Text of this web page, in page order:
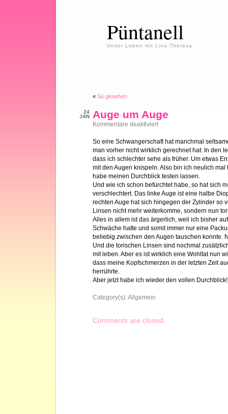
Püntanell
Unser Leben mit Lina-Theresa
« So gesehen
24
JAN
Auge um Auge
Kommentare deaktiviertfür
Auge
So eine Schwangerschaft hat manchmal
man vorher nicht wirklich gerechnet hat: In den
dass ich schlechter sehe als früher. Um etwas
mit den Augen knispeln. Also bin ich neulich
habe meinen Durchblick testen lassen.
Und wie ich schon befürchtet habe, so hat sich
verschlechtert. Das linke Auge ist eine halbe
rechten Auge hat sich hingegen der Zylinder so
Linsen nicht mehr weiterkomme, sondern nun
Alles in allem ist das ärgerlich, weil ich bisher
Schwäche hatte und somit immer nur eine
beliebig zwischen den Augen tauschen konnte.
Und die torischen Linsen sind nochmal
mit leben. Aber es ist wirklich eine Wohltat nun
dass meine Kopfschmerzen in der letzten Zeit
herrührte.
Aber jetzt habe ich wieder den vollen Durchblick!
Category(s):Allgemein
Comments are closed.